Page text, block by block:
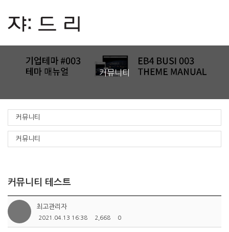
커뮤니티
커뮤니티
커뮤니티
커뮤니티 테스트
최고관리자
2021.04.13 16:38 2,668 0